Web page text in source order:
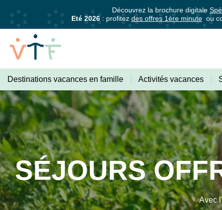
Découvrez la brochure digitale
Eté 2026: profitez des offres 1ère minuteou
Destinations vacances en famille Activités vacances
VACANCES
OFFRE
VACANCES
SÉJOURS
Avec
Abonnez-vous pour être
vacances !
Il suffit d’un clic !Recevez tous les 15 jours,
pratiques pour bien préparer vos prochaines